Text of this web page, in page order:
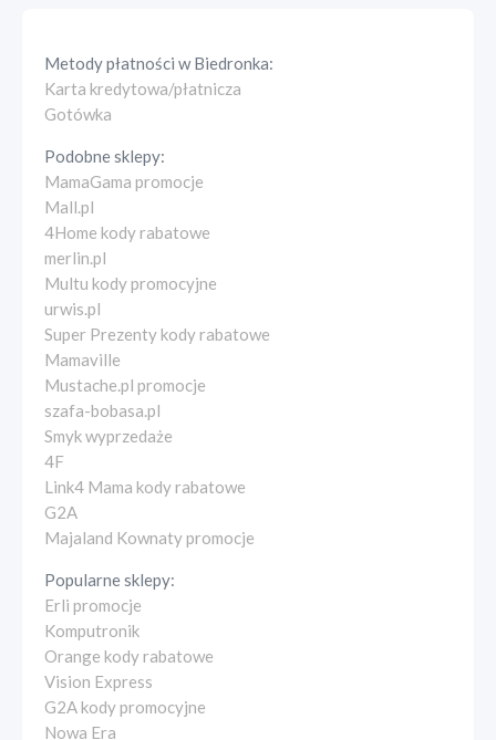
Metody płatności wBiedronka:
Karta kredytowa/płatnicza
Gotówka
Podobne sklepy:
MamaGama promocje
Mall.pl
4Home kody rabatowe
merlin.pl
Multu kody promocyjne
urwis.pl
Super Prezenty kody rabatowe
Mamaville
Mustache.pl promocje
szafa-bobasa.pl
Smyk wyprzedaże
4F
Link4 Mama kody rabatowe
G2A
Majaland Kownaty promocje
Popularne sklepy:
Erli promocje
Komputronik
Orange kody rabatowe
Vision Express
G2A kody promocyjne
Nowa Era